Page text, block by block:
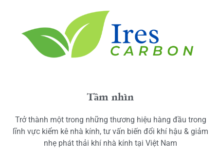
Tầm nhìn
Trở thành một trong những thương hiệu hàng đầu trong
lĩnh vực kiểm kê nhà kính, tư vấn biến đổi khí hậu & giảm
nhẹ phát thải khí nhà kính tại Việt Nam